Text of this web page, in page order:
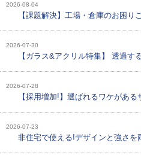
2026-08-04
【課題解決】工場・倉庫のお困り
2026-07-30
【ガラス&アクリル特集】 透過す
2026-07-28
【採用増加!】選ばれるワケがあ
2026-07-23
非住宅で使える!デザインと強さを